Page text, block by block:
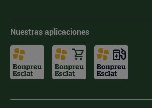
Nuestras aplicaciones